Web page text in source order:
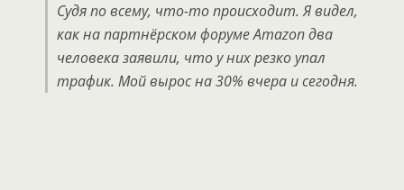
Судя по всему, что-то происходит. Я видел,
как на партнёрском форуме Amazon два
человека заявили, что у них резко упал
трафик. Мой вырос на 30% вчера и сегодня.